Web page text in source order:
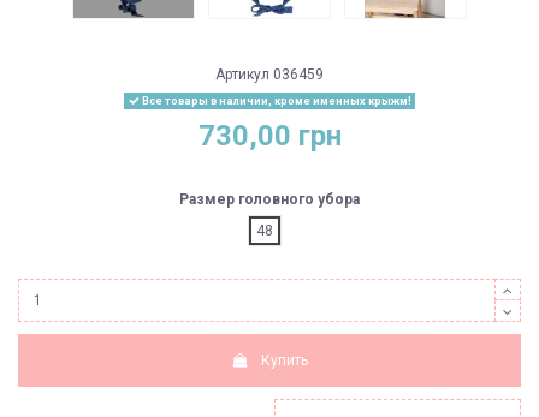
Артикул 036459
Все товары в наличии, кроме именных крыжм!
730,00 грн
Размер головного убора
48
Купить